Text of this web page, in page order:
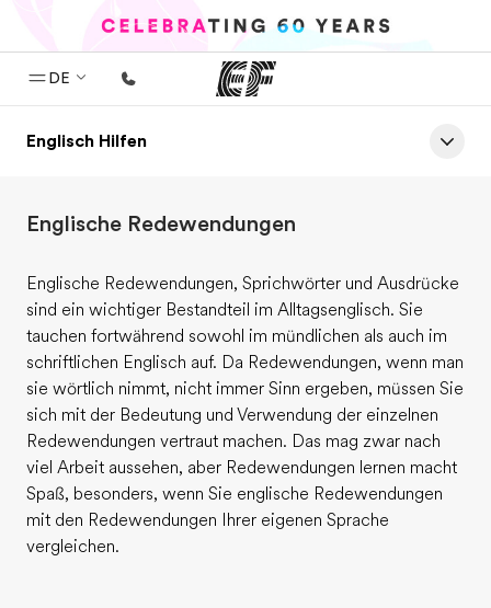
DE
Home
Programme
Büros
Über uns
Karriere
Teil des Teams werden
Englisch Hilfen
Englische Redewendungen
Englische Redewendungen, Sprichwörter und Ausdrücke
sind ein wichtiger Bestandteil im Alltagsenglisch. Sie
tauchen fortwährend sowohl im mündlichen als auch im
schriftlichen Englisch auf. Da Redewendungen, wenn man
sie wörtlich nimmt, nicht immer Sinn ergeben, müssen Sie
sich mit der Bedeutung und Verwendung der einzelnen
Redewendungen vertraut machen. Das mag zwar nach
viel Arbeit aussehen, aber Redewendungen lernen macht
Spaß, besonders, wenn Sie englische Redewendungen
mit den Redewendungen Ihrer eigenen Sprache
vergleichen.